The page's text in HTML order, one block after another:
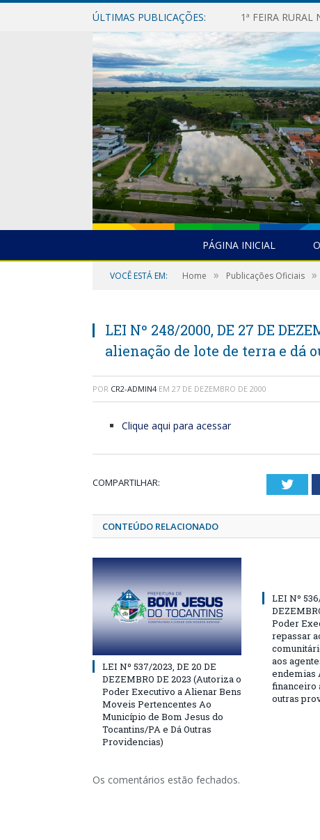
ÚLTIMAS PUBLICAÇÕES: 1ª FEIRA
PÁGINA INICIAL
VOCÊ ESTÁ EM: Home » Publicações Oficiais »
LEI Nº 248/2000, DE 27 DE
alienação de lote de terra e dá
POR CR2-ADMIN4 EM 27 DE DEZEMBRO DE 2000
Clique aqui para acessar
COMPARTILHAR:
CONTEÚDO RELACIONADO
LEI Nº 537/2023, DE 20 DE
DEZEMBRO DE 2023 (Autoriza o
Poder Executivo a Alienar Bens
Moveis Pertencentes Ao
Município de Bom Jesus do
Tocantins/PA e Dá Outras
Providencias)
LEI Nº
Poder
repassar
aos
endemias
financeiro
outras
Os comentários estão fechados.